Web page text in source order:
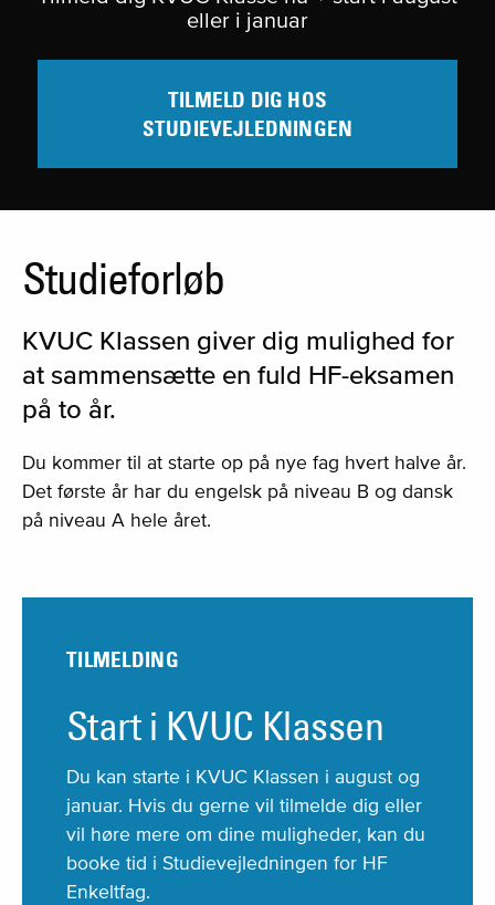
eller i januar
TILMELD DIG HOS
STUDIEVEJLEDNINGEN
Studieforløb
KVUC Klassen giver dig mulighed for
at sammensætte en fuld HF-eksamen
på to år.
Du kommer til at starte op på nye fag hvert halve år.
Det første år har du engelsk på niveau B og dansk
på niveau A hele året.
TILMELDING
Start i KVUC Klassen
Du kan starte i KVUC Klassen i august og
januar. Hvis du gerne vil tilmelde dig eller
vil høre mere om dine muligheder, kan du
booke tid i Studievejledningen for HF
Enkeltfag.